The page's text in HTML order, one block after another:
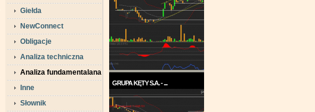
Giełda
NewConnect
Obligacje
Analiza techniczna
Analiza fundamentalana
Inne
Słownik
GRUPA KĘTY S.A. - ...
Trend na wykresie Grupy Kęty
jest wzrostowy. ...